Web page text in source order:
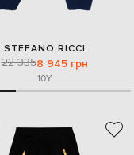
STEFANO RICCI
22 3358 945 грн
10Y